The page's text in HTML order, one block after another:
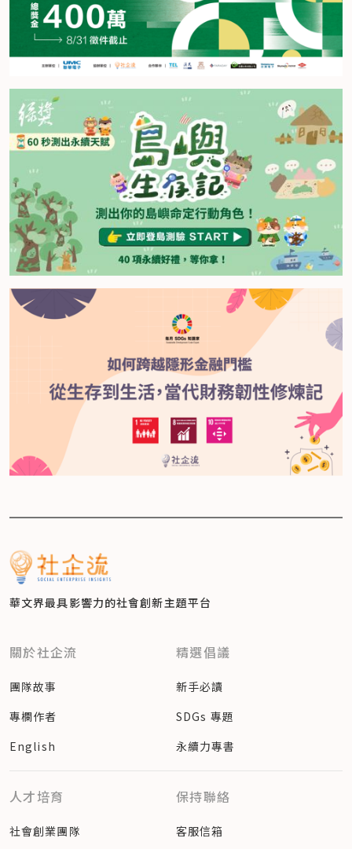
華文界最具影響力的社會創新主題平台
關於社企流
團隊故事
專欄作者
English
精選倡議
新手必讀
SDGs 專題
永續力專書
人才培育
社會創業團隊
保持聯絡
客服信箱